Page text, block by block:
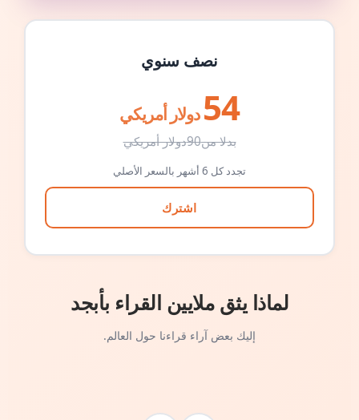
نصف سنوي
54 دولار أمريكي
بدلا من90دولار أمريكي
تجدد كل 6 أشهر بالسعر الأصلي
اشترك
لماذا يثق ملايين القراء بأبجد
إليك بعض آراء قراءنا حول العالم.